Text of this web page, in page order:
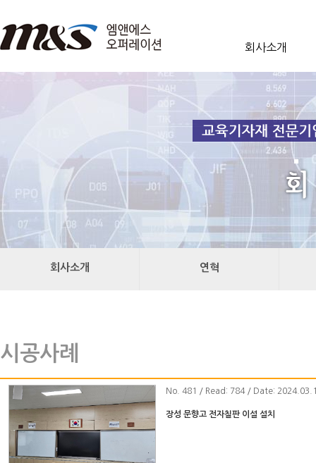
회사소개
회사소개 연혁
시공사례
No . 481 / Read: 784 / Date:
장성 문향고 전자칠판 이설 설치